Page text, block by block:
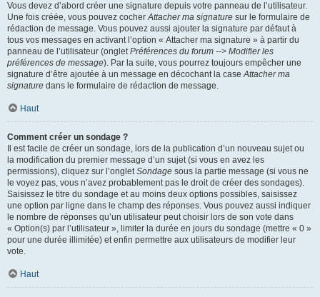
Vous devez d’abord créer une signature depuis votre panneau de l’utilisateur.
Une fois créée, vous pouvez cocherAttacher ma signature sur le formulaire de
rédaction de message. Vous pouvez aussi ajouter la signature par défaut à
tous vos messages en activant l’option « Attacher ma signature » à partir du
panneau de l’utilisateur (ongletPréférences du forum --> Modifier les
préférences de message). Par la suite, vous pourrez toujours empêcher une
signature d’être ajoutée à un message en décochant la caseAttacher ma
signature dans le formulaire de rédaction de message.
Haut
Comment créer un sondage ?
Il est facile de créer un sondage, lors de la publication d’un nouveau sujet ou
la modification du premier message d’un sujet (si vous en avez les
permissions), cliquez sur l’ongletSondage sous la partie message (si vous ne
le voyez pas, vous n’avez probablement pas le droit de créer des sondages).
Saisissez le titre du sondage et au moins deux options possibles, saisissez
une option par ligne dans le champ des réponses. Vous pouvez aussi indiquer
le nombre de réponses qu’un utilisateur peut choisir lors de son vote dans
« Option(s) par l’utilisateur », limiter la durée en jours du sondage (mettre « 0 »
pour une durée illimitée) et enfin permettre aux utilisateurs de modifier leur
vote.
Haut